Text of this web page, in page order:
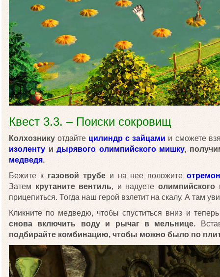
Квест 3.3. – Поиски сокровищ
Колхознику отдайте цилиндр с зайцами и сможете
изоленту идырявого олимпийского мишку,
медведя.
Бежите к газовой трубеи на нее положите
Затем крутаните вентиль, и надуетеолимпийского
прицепиться. Тогда наш герой взлетит на скалу. А там
Кликните по медведю, чтобы спуститься вниз и
снова включить воду и рычаг в мельнице.
подбирайте комбинацию, чтобы можно было по